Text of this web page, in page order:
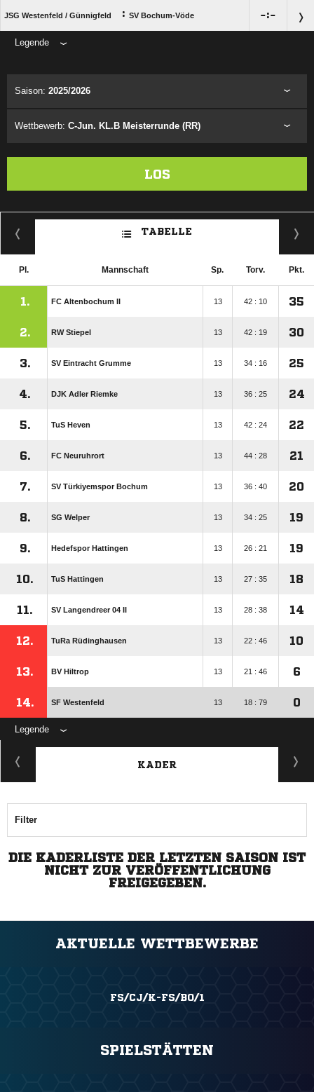
JSG Westenfeld /​ Günnigfeld : SV Bochum-Vöde :
Legende
Saison: 2025/2026
Wettbewerb: C-Jun. KL.B Meisterrunde (RR)
LOS
TABELLE
Pl. Mannschaft Sp. Torv. Pkt.
1. FC Altenbochum II 13 42 : 10 35
2. RW Stiepel 13 42 : 19 30
3. SV Eintracht Grumme 13 34 : 16 25
4. DJK Adler Riemke 13 36 : 25 24
5. TuS Heven 13 42 : 24 22
6. FC Neuruhrort 13 44 : 28 21
7. SV Türkiyemspor Bochum 13 36 : 40 20
8. SG Welper 13 34 : 25 19
9. Hedefspor Hattingen 13 26 : 21 19
10. TuS Hattingen 13 27 : 35 18
11. SV Langendreer 04 II 13 28 : 38 14
12. TuRa Rüdinghausen 13 22 : 46 10
13. BV Hiltrop 13 21 : 46 6
14. SF Westenfeld 13 18 : 79 0
Legende
KADER
Filter
DIE KADERLISTE DER LETZTEN SAISON IST
NICHT ZUR VERÖFFENTLICHUNG
FREIGEGEBEN.
AKTUELLE WETTBEWERBE
FS/CJ/K-FS/BO/1
SPIELSTÄTTEN